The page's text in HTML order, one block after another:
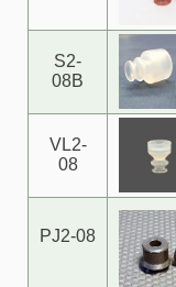
S2-
08B
VL2-
08
PJ2-08